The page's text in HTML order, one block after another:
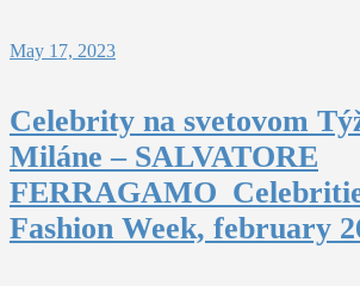
May 17, 2023
Celebrity na svetovom
Miláne – SALVATORE
Fashion Week, february